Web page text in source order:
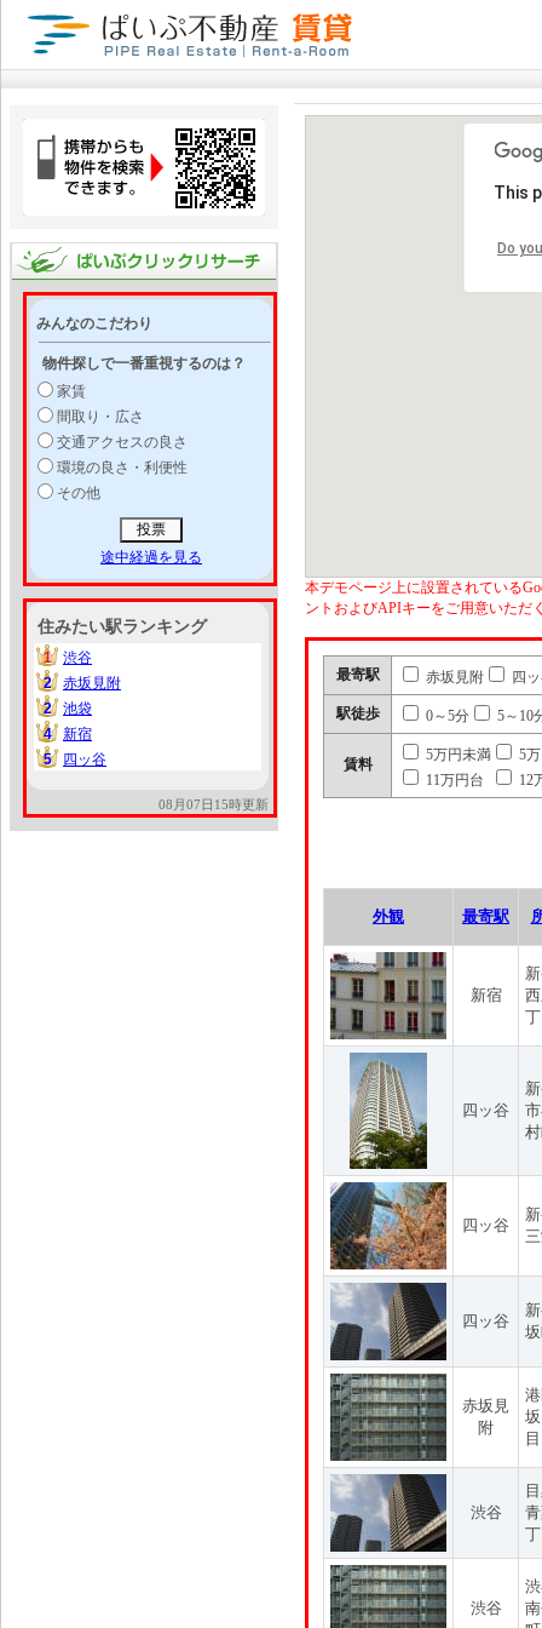
みんなのこだわり
物件探しで一番重視するのは？
家賃
間取り・広さ
交通アクセスの良さ
環境の良さ・利便性
その他
途中経過を見る
住みたい駅ランキング
1
1
渋谷
2
2
赤坂見附
2
2
池袋
4
4
新宿
5
5 四ッ谷
08月07日15時更新
This
Do
本デモページ上に設置されている
ントおよびAPIキーをご用意いただ
最寄駅 赤坂見附 四
駅徒歩 0～5分 5～10
賃料
5万円未満
5
11万円台
12
外観 最寄駅
新宿
四ッ谷
四ッ谷
四ッ谷
赤坂見
附
目
渋谷
渋谷